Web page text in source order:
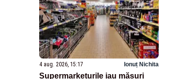
4 aug. 2026, 15:17 Ionuț Nichita
Supermarketurile iau măsuri